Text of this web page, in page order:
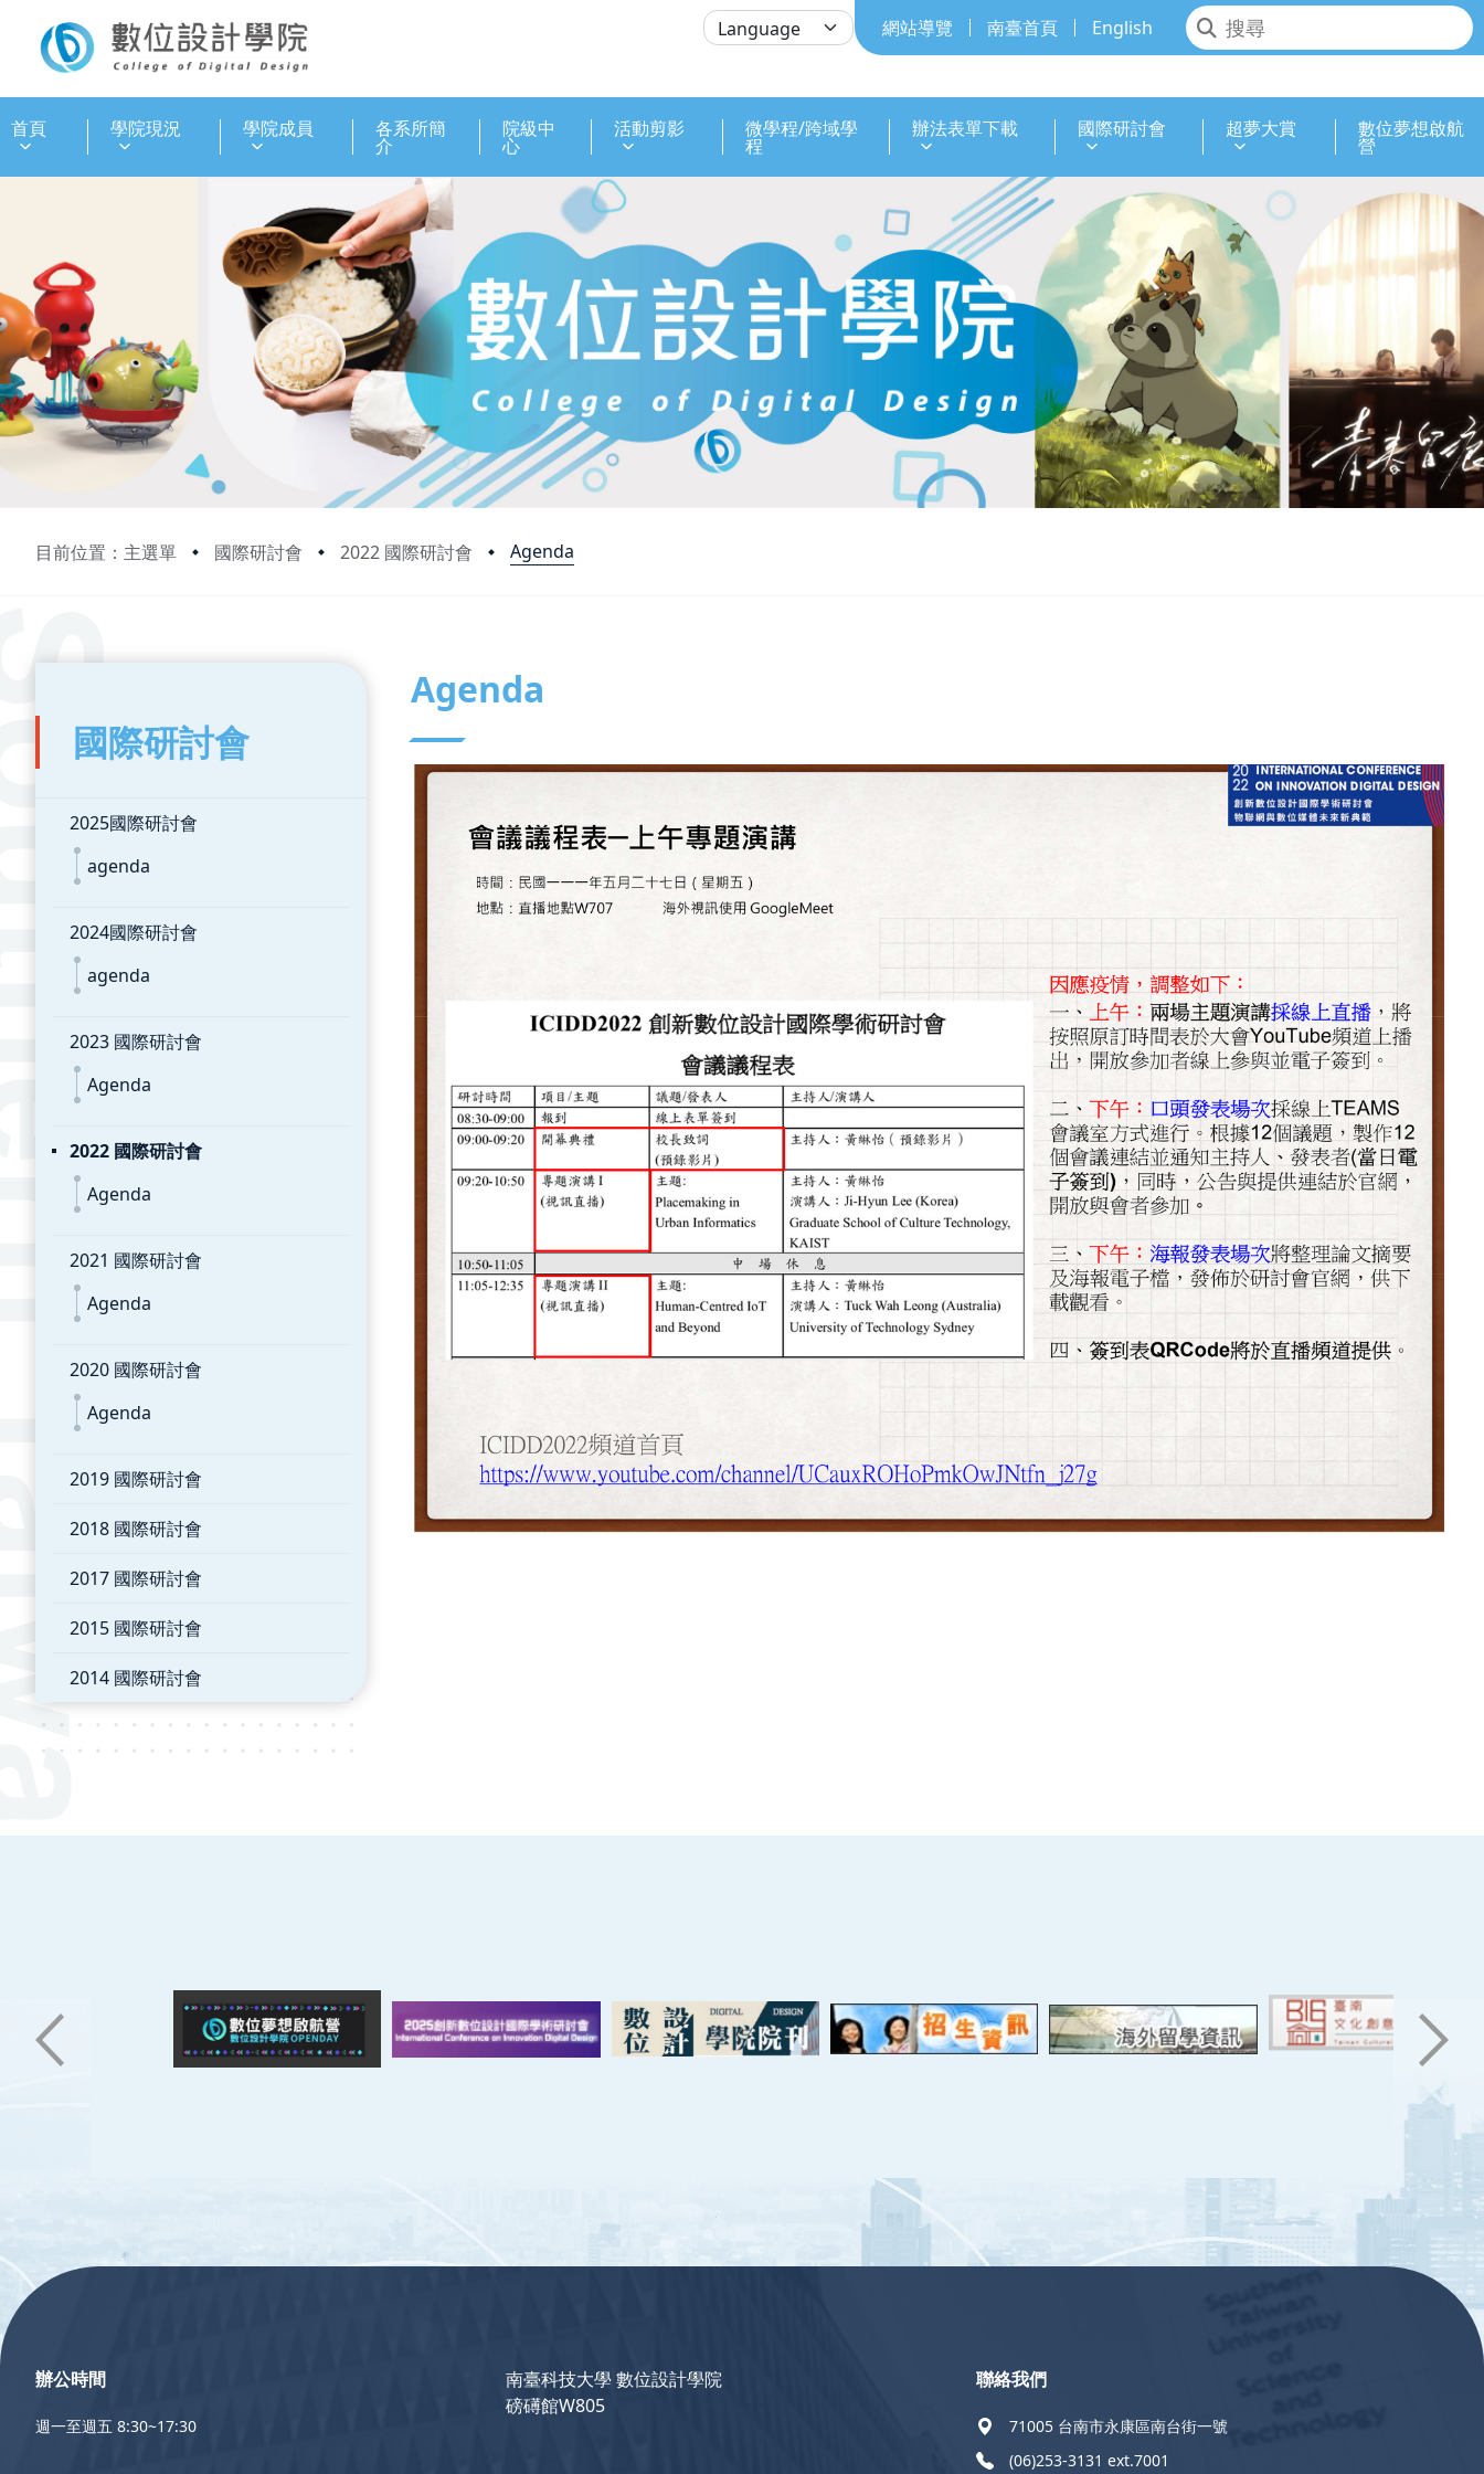
網站導覽 南臺首頁 English
首頁 學院現況 學院成員 各系所簡
介
院級中
心
活動剪影 微學程/跨域學
程
辦法表單下載 國際研討會 超夢大賞 數位夢想啟航
營
目前位置：主選單 國際研討會 2022 國際研討會 Agenda
:::
國際研討會
2025國際研討會
agenda
2024國際研討會
agenda
2023 國際研討會
Agenda
2022 國際研討會
Agenda
2021 國際研討會
Agenda
2020 國際研討會
Agenda
2019 國際研討會
2018 國際研討會
2017 國際研討會
2015 國際研討會
2014 國際研討會
Agenda
:::
南臺科技大學 數位設計學院
磅礡館W805
聯絡我們
71005 台南市永康區南台街一號
(06)253-3131 ext.7001
辦公時間
週一至週五 8:30~17:30